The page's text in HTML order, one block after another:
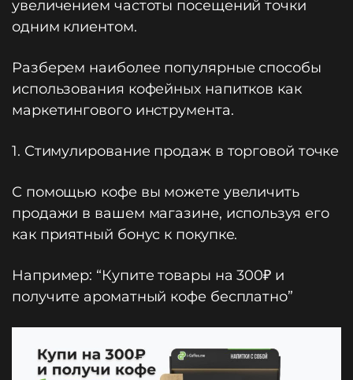
увеличением частоты посещений точки
одним клиентом.
Разберем наиболее популярные способы
использования кофейных напитков как
маркетингового инструмента.
1. Стимулирование продаж в торговой точке
С помощью кофе вы можете увеличить
продажи в вашем магазине, используя его
как приятный бонус к покупке.
Например: “Купите товары на 300₽ и
получите ароматный кофе бесплатно”